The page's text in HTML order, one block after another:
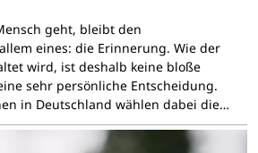
geht, bleibt den
eines: die Erinnerung. Wie der
wird, ist deshalb keine bloße
sehr persönliche Entscheidung.
in Deutschland wählen dabei die…